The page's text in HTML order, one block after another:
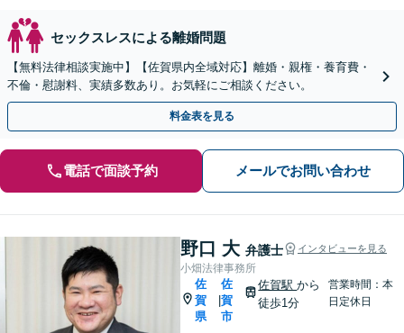
セックスレスによる離婚問題
【無料法律相談実施中】【佐賀県内全域対応】離婚・親権・養育費・
不倫・慰謝料、実績多数あり。お気軽にご相談ください。
料金表を見る
電話で面談予約 メールでお問い合わせ
野口 大 弁護士 インタビューを見る
小畑法律事務所
佐
賀
県
|
佐
賀
市
佐賀駅から
徒歩1分
営業時間：本
日定休日